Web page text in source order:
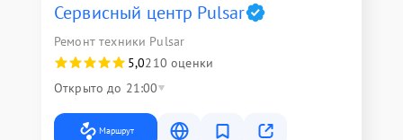
Сервисный центр Pulsar
Ремонт техники Pulsar
5,0210 оценки
Открыто до 21:00
Маршрут